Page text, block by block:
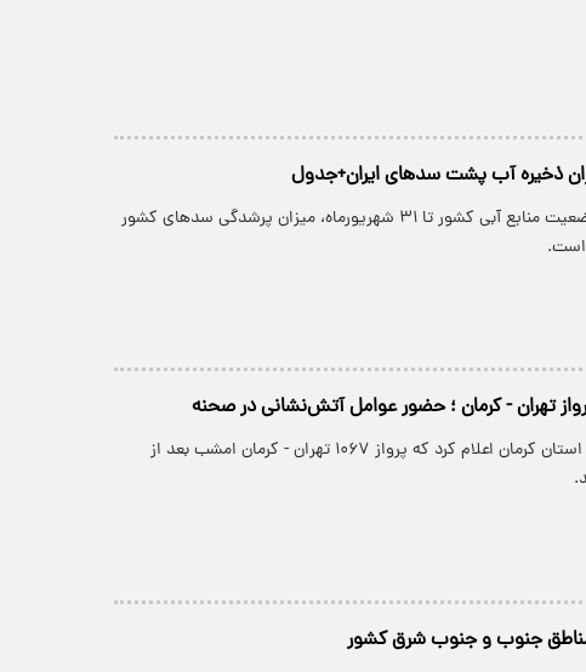
ذخیره آب پشت سدهای ایران+جدول
طبق آخرین آمار از وضعیت منابع آبی کشور تا ۳۱ شهریورماه، میزان پرشدگی سدهای کشور
تهران - کرمان ؛ حضور عوامل آتش‌نشانی در صحنه
مدیرکل فرودگاه‌های استان کرمان اعلام کرد که پرواز ۱۰۶۷ تهران - کرمان امشب بعد از
جنوب و جنوب شرق کشور